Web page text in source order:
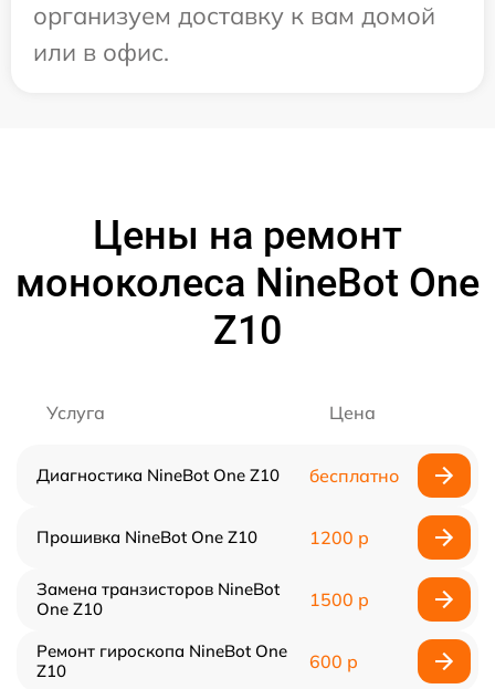
организуем доставку к вам домой
или в офис.
Цены на ремонт
моноколеса NineBot One
Z10
Услуга Цена
Диагностика NineBot One Z10 бесплатно
Прошивка NineBot One Z10 1200 р
Замена транзисторов NineBot
One Z10
1500 р
Ремонт гироскопа NineBot One
Z10
600 р